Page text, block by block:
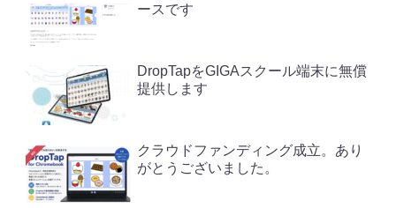
ースです
DropTapをGIGAスクール端末に無償
提供します
クラウドファンディング成立。あり
がとうございました。